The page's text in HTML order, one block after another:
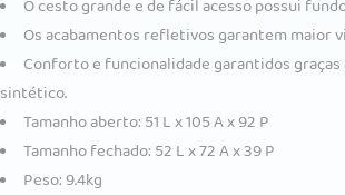
O cesto grande e de fácil acesso possui
Os acabamentos refletivos garantem maior
Conforto e funcionalidade garantidos
sintético.
Tamanho aberto: 51 L x 105 A x 92 P
Tamanho fechado: 52 L x 72 A x 39 P
Peso: 9.4kg